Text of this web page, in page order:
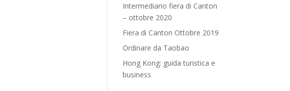
Intermediario fiera di Canton
– ottobre 2020
Fiera di Canton Ottobre 2019
Ordinare da Taobao
Hong Kong: guida turistica e
business